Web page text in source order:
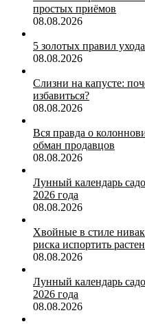
простых приёмов
08.08.2026
5 золотых правил
08.08.2026
Слизни на капусте:
избавиться?
08.08.2026
Вся правда о
обман продавцов
08.08.2026
Лунный календарь
2026 года
08.08.2026
Хвойные в стиле
риска испортить
08.08.2026
Лунный календарь
2026 года
08.08.2026